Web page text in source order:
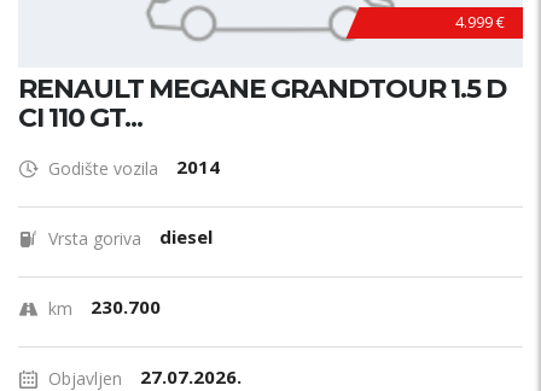
4.999 €
RENAULT MEGANE GRANDTOUR 1.5 D
CI 110 GT...
Godište vozila 2014
Vrsta goriva diesel
km 230.700
Objavljen 27.07.2026.